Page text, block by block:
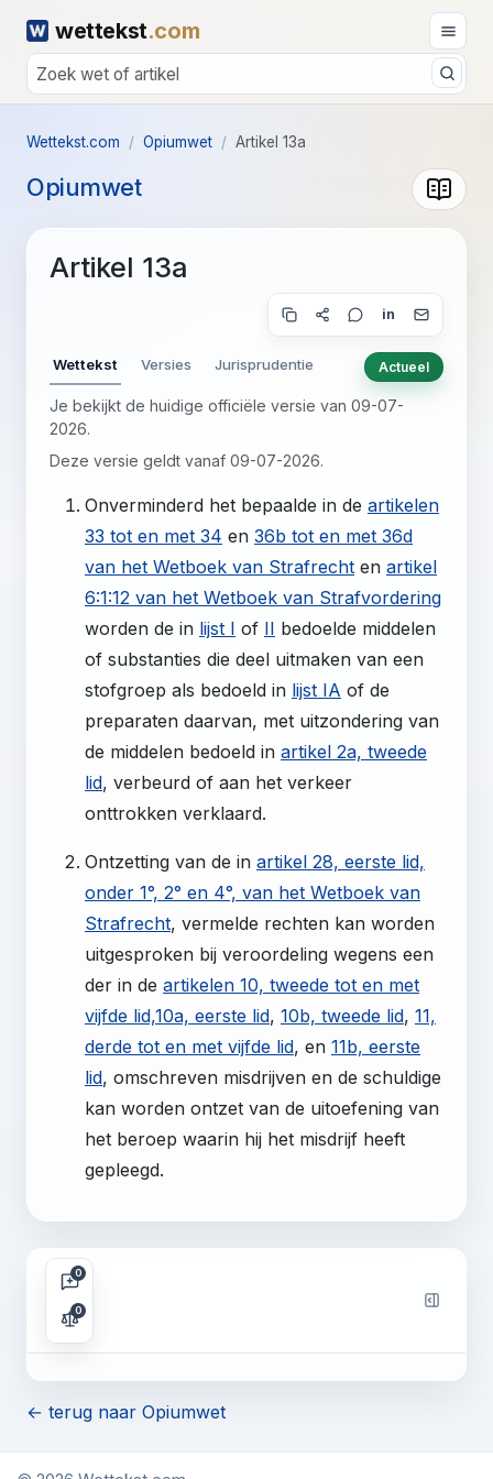
wettekst.com
Wettekst.com Opiumwet Artikel 13a
Opiumwet
Artikel 13a
in
Wettekst Versies Jurisprudentie Actueel
Je bekijkt de huidige officiële versie van 09-07-
2026.
Deze versie geldt vanaf 09-07-2026.
Onverminderd het bepaalde in de artikelen
33 tot en met 34 en 36b tot en met 36d
van het Wetboek van Strafrecht en artikel
6:1:12 van het Wetboek van Strafvordering
worden de in lijst I of II bedoelde middelen
of substanties die deel uitmaken van een
stofgroep als bedoeld in lijst IA of de
preparaten daarvan, met uitzondering van
de middelen bedoeld in artikel 2a, tweede
lid, verbeurd of aan het verkeer
onttrokken verklaard.
Ontzetting van de in artikel 28, eerste lid,
onder 1°, 2° en 4°, van het Wetboek van
Strafrecht, vermelde rechten kan worden
uitgesproken bij veroordeling wegens een
der in de artikelen 10, tweede tot en met
vijfde lid,10a, eerste lid, 10b, tweede lid, 11,
derde tot en met vijfde lid, en 11b, eerste
lid, omschreven misdrijven en de schuldige
kan worden ontzet van de uitoefening van
het beroep waarin hij het misdrijf heeft
gepleegd.
0
0
← terug naar Opiumwet